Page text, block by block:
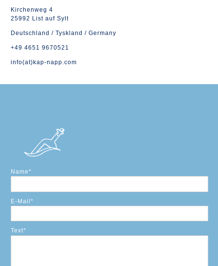
Kirchenweg 4
25992 List auf Sylt
Deutschland / Tyskland / Germany
+49 4651 9670521
info(at)kap-napp.com
Name*
E-Mail*
Text*